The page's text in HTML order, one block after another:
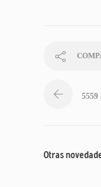
5559
Otras